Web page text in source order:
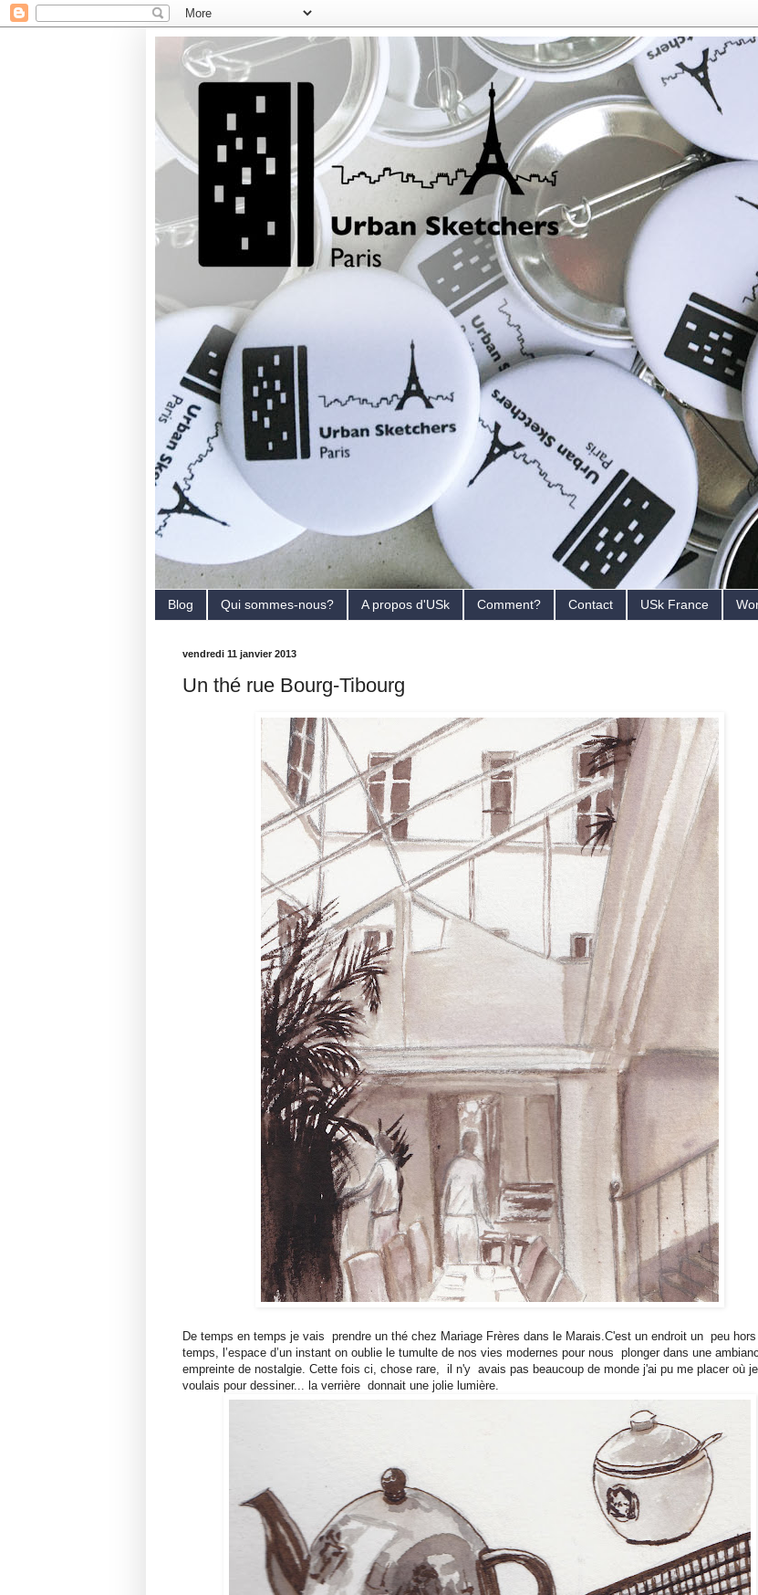
Blog Qui sommes-nous? A propos d'USk Comment? Contact USk France
vendredi 11 janvier 2013
Un thé rue Bourg-Tibourg
De temps en temps je vais prendre un thé chez Mariage Frères dans le Marais.C'est un endroit un peu
temps, l’espace d’un instant on oublie le tumulte de nos vies modernes pour nous plonger dans une
empreinte de nostalgie. Cette fois ci, chose rare, il n'y avais pas beaucoup de monde j'ai pu me placer où je
voulais pour dessiner... la verrière donnait une jolie lumière.